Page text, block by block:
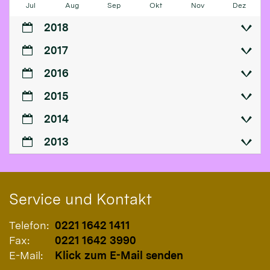
Jul Aug Sep Okt Nov Dez
2018
2017
2016
2015
2014
2013
Service und Kontakt
Telefon: 0221 1642 1411
Fax:
0221 1642 3990
E-Mail:
Klick zum E-Mail senden